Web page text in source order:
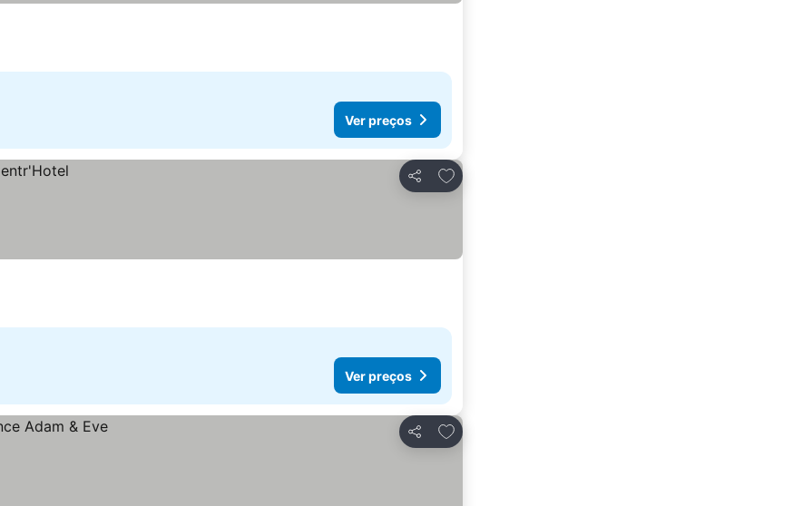
Ver preços
Partilhar
Adicionar aos favoritos
Ver preços
Partilhar
Adicionar aos favoritos